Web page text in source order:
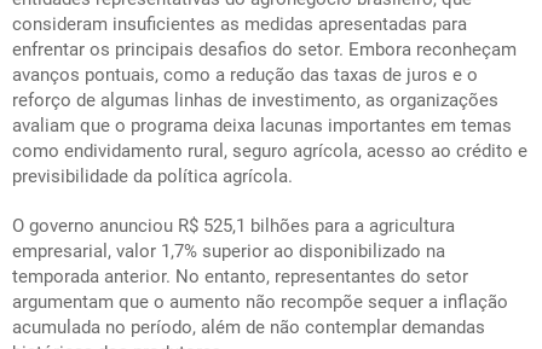
consideram insuficientes as medidas apresentadas para
enfrentar os principais desafios do setor. Embora reconheçam
avanços pontuais, como a redução das taxas de juros e o
reforço de algumas linhas de investimento, as organizações
avaliam que o programa deixa lacunas importantes em temas
como endividamento rural, seguro agrícola, acesso ao crédito e
previsibilidade da política agrícola.
O governo anunciou R$ 525,1 bilhões para a agricultura
empresarial, valor 1,7% superior ao disponibilizado na
temporada anterior. No entanto, representantes do setor
argumentam que o aumento não recompõe sequer a inflação
acumulada no período, além de não contemplar demandas